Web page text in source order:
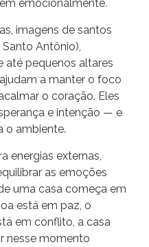
emocionalmente.
imagens de santos
Antônio),
até pequenos altares
a manter o foco
o coração. Eles
e intenção — e
o ambiente.
energias externas,
as emoções
uma casa começa em
está em paz, o
em conflito, a casa
nesse momento